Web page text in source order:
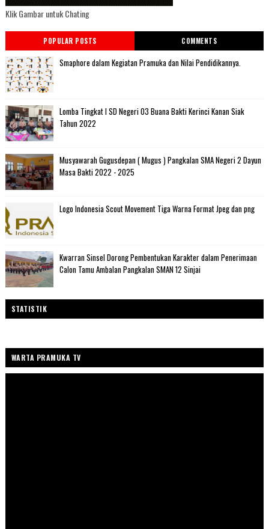
Klik Gambar untuk Chating
POPULAR POSTS COMMENTS
Smaphore dalam Kegiatan Pramuka dan Nilai Pendidikannya.
Lomba Tingkat I SD Negeri 03 Buana Bakti Kerinci Kanan Siak
Tahun 2022
Musyawarah Gugusdepan ( Mugus ) Pangkalan SMA Negeri 2 Dayun
Masa Bakti 2022 - 2025
Logo Indonesia Scout Movement Tiga Warna Format Jpeg dan png
Kwarran Sinsel Dorong Pembentukan Karakter dalam Penerimaan
Calon Tamu Ambalan Pangkalan SMAN 12 Sinjai
STATISTIK
WARTA PRAMUKA TV